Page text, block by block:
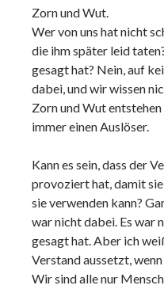
Zorn und Wut.
Wer von uns hat nicht
die ihm später leid
gesagt hat? Nein, auf
dabei, und wir wissen
Zorn und Wut entstehen
immer einen Auslöser.
Kann es sein, dass der
provoziert hat, damit
sie verwenden kann?
war nicht dabei. Es war
gesagt hat. Aber ich
Verstand aussetzt,
Wir sind alle nur